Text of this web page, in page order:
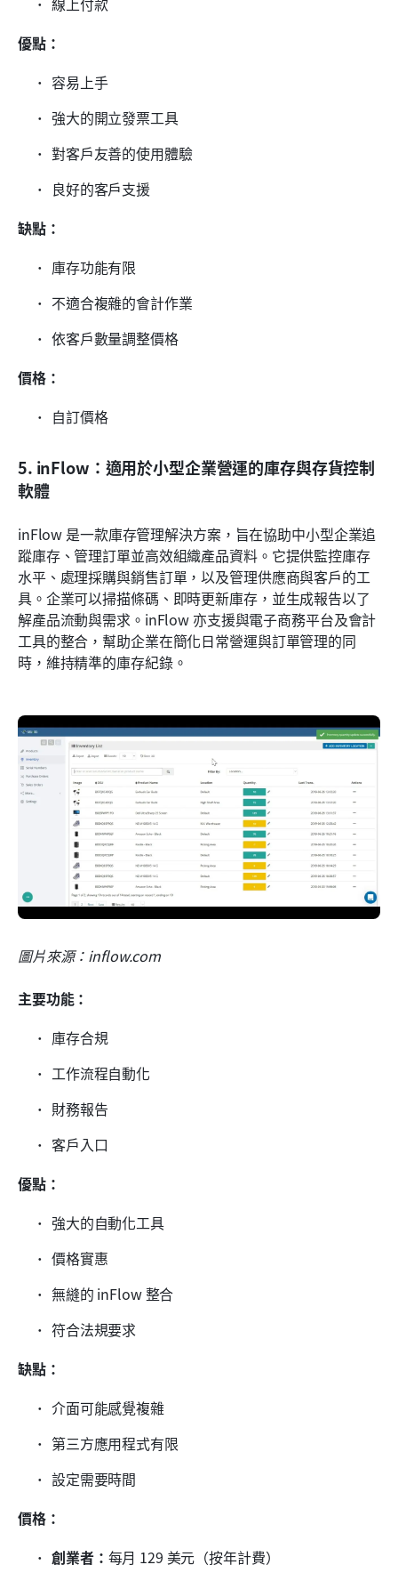
優點：
容易上手
強大的開立發票工具
對客戶友善的使用體驗
良好的客戶支援
缺點：
庫存功能有限
不適合複雜的會計作業
依客戶數量調整價格
價格：
自訂價格
5. inFlow：適用於小型企業營運的庫存與存貨控制
軟體
inFlow 是一款庫存管理解決方案，旨在協助中小型企業追
蹤庫存、管理訂單並高效組織產品資料。它提供監控庫存
水平、處理採購與銷售訂單，以及管理供應商與客戶的工
具。企業可以掃描條碼、即時更新庫存，並生成報告以了
解產品流動與需求。inFlow 亦支援與電子商務平台及會計
工具的整合，幫助企業在簡化日常營運與訂單管理的同
時，維持精準的庫存紀錄。
圖片來源：inflow.com
主要功能：
庫存合規
工作流程自動化
財務報告
客戶入口
優點：
強大的自動化工具
價格實惠
無縫的 inFlow 整合
符合法規要求
缺點：
介面可能感覺複雜
第三方應用程式有限
設定需要時間
價格：
創業者： 每月 129 美元（按年計費）